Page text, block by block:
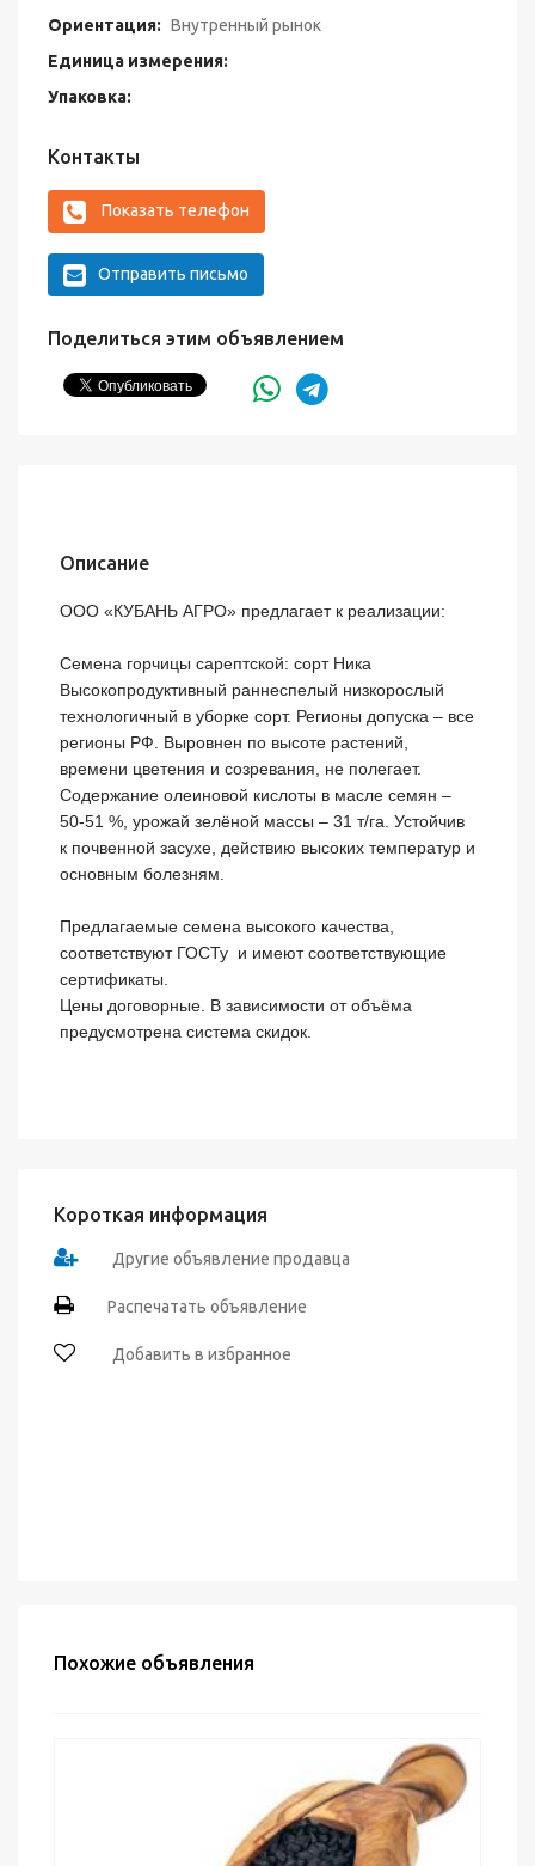
Ориентация: Внутренный рынок
Единица измерения:
Упаковка:
Контакты
Показать телефон
Отправить письмо
Поделиться этим объявлением
Описание
ООО «КУБАНЬ АГРО» предлагает к реализации:
Семена горчицы сарептской: сорт Ника
Высокопродуктивный раннеспелый низкорослый
технологичный в уборке сорт. Регионы допуска – все
регионы РФ. Выровнен по высоте растений,
времени цветения и созревания, не полегает.
Содержание олеиновой кислоты в масле семян –
50-51 %, урожай зелёной массы – 31 т/га. Устойчив
к почвенной засухе, действию высоких температур и
основным болезням.
Предлагаемые семена высокого качества,
соответствуют ГОСТу  и имеют соответствующие
сертификаты.
Цены договорные. В зависимости от объёма
предусмотрена система скидок.
Короткая информация
Другие объявление продавца
Распечатать объявление
Добавить в избранное
Похожие объявления